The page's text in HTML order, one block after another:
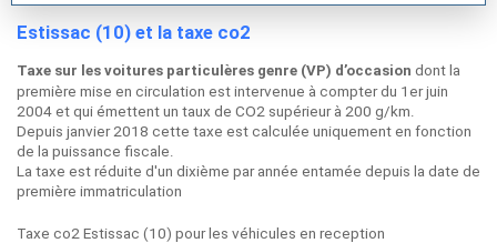
Estissac (10) et la taxe co2
Taxe sur les voitures particulères genre (VP) d’occasion dont la
première mise en circulation est intervenue à compter du 1er juin
2004 et qui émettent un taux de CO2 supérieur à 200 g/km.
Depuis janvier 2018 cette taxe est calculée uniquement en fonction
de la puissance fiscale.
La taxe est réduite d'un dixième par année entamée depuis la date de
première immatriculation
Taxe co2 Estissac (10) pour les véhicules en reception